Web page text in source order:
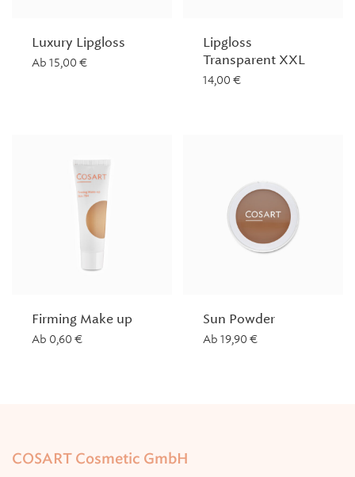
Luxury Lipgloss
Ab 15,00 €
Lipgloss
Transparent XXL
14,00 €
Firming Make up
Ab 0,60 €
Sun Powder
Ab 19,90 €
COSART Cosmetic GmbH